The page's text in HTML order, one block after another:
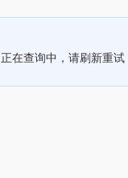
正在查询中，请刷新重试